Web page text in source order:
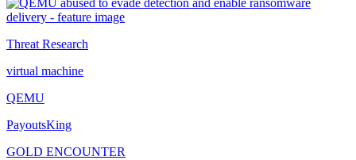
Threat Research
virtual machine
QEMU
PayoutsKing
GOLD ENCOUNTER